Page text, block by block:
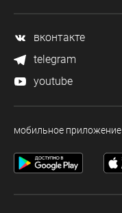
вконтакте
telegram
youtube
мобильное приложение